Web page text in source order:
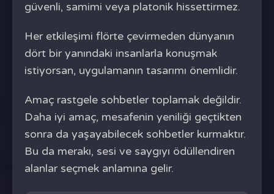
güvenli, samimi veya platonik hissettirmez.
Her etkileşimi flörte çevirmeden dünyanın
dört bir yanındaki insanlarla konuşmak
istiyorsan, uygulamanın tasarımı önemlidir.
Amaç rastgele sohbetler toplamak değildir.
Daha iyi amaç, mesafenin yeniliği geçtikten
sonra da yaşayabilecek sohbetler kurmaktır.
Bu da merakı, sesi ve saygıyı ödüllendiren
alanlar seçmek anlamına gelir.